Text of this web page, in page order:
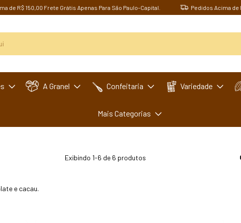
R$ 150,00 Frete Grátis Apenas Para São Paulo-Capital. Pedidos Acima de R$
A Granel Confeitaria Variedade
Mais Categorias
Exibindo 1-6 de 6 produtos
e cacau.